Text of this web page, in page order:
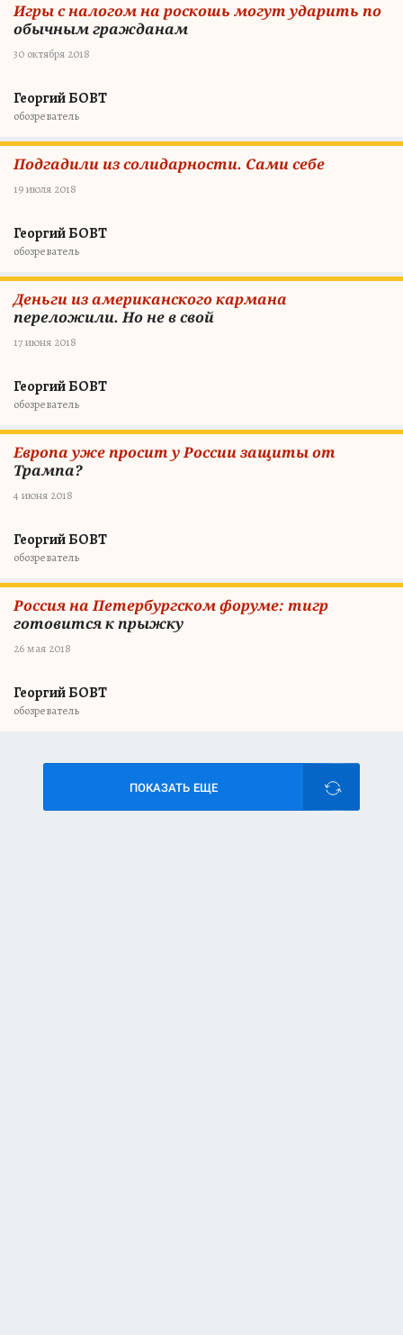
Игры с налогом на роскошь могут ударить по
обычным гражданам
30 октября 2018
Георгий БОВТ
обозреватель
Подгадили из солидарности. Сами себе
19 июля 2018
Георгий БОВТ
обозреватель
Деньги из американского кармана
переложили. Но не в свой
17 июня 2018
Георгий БОВТ
обозреватель
Европа уже просит у России защиты от
Трампа?
4 июня 2018
Георгий БОВТ
обозреватель
Россия на Петербургском форуме: тигр
готовится к прыжку
26 мая 2018
Георгий БОВТ
обозреватель
ПОКАЗАТЬ ЕЩЕ